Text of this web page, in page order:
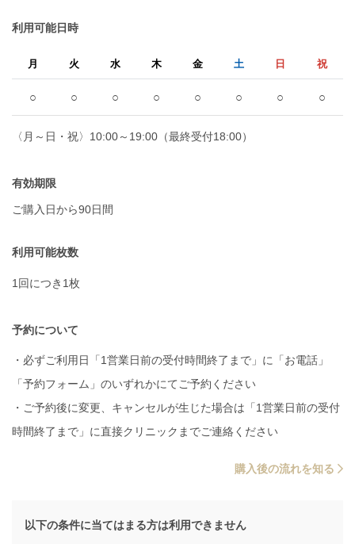
利用可能日時
月 火 水 木 金 土 日 祝
○ ○ ○ ○ ○ ○ ○ ○
〈月～日・祝〉10:00～19:00（最終受付18:00）
有効期限
ご購入日から90日間
利用可能枚数
1回につき1枚
予約について
・必ずご利用日「1営業日前の受付時間終了まで」に「お電話」
「予約フォーム」のいずれかにてご予約ください
・ご予約後に変更、キャンセルが生じた場合は「1営業日前の受付
時間終了まで」に直接クリニックまでご連絡ください
購入後の流れを知る
以下の条件に当てはまる方は利用できません